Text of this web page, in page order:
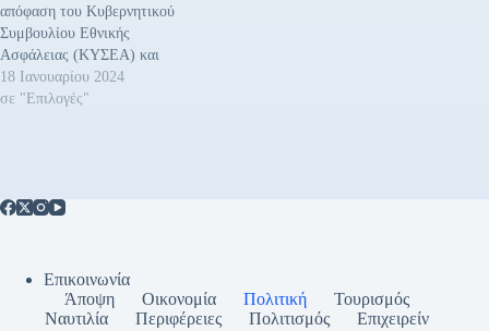
απόφαση του Κυβερνητικού
Συμβουλίου Εθνικής
Ασφάλειας (ΚΥΣΕΑ) και
την επιλογή νέου Αρχηγού
της Ελληνικής Αστυνομίας
ως ευδοκίμως τερματίσαντες
ακολούθως:Γεώργιος
Δούβαλης, στον οποίο
απονέμεται ο…
18 Ιανουαρίου 2024
σε "Επιλογές"
Επικοινωνία
Άποψη
Οικονομία Πολιτική
Τουρισμός
Ναυτιλία
Περιφέρειες Πολιτισμός
Επιχειρείν